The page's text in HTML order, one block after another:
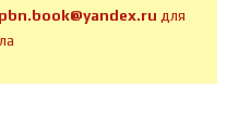
pbn.book@yandex.ru для